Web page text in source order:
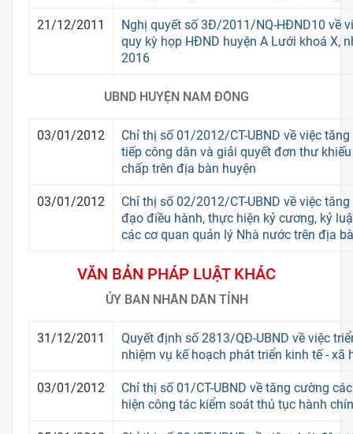
21/12/2011
Nghị quyết số 3Đ/2011/NQ-HĐND10 về
quy kỳ họp HĐND huyện A Lưới khoá X,
2016
UBND HUYỆN NAM ĐÔNG
03/01/2012
Chỉ thị số 01/2012/CT-UBND về việc
tiếp công dân và giải quyết đơn thư
chấp trên địa bàn huyện
03/01/2012
Chỉ thị số 02/2012/CT-UBND về việc
đạo điều hành, thực hiện kỷ cương, kỷ
các cơ quan quản lý Nhà nước trên địa
VĂN BẢN PHÁP LUẬT KHÁC
ỦY BAN NHÂN DÂN TỈNH
31/12/2011
Quyết định số 2813/QĐ-UBND về việc
nhiệm vụ kế hoạch phát triển kinh tế - xã
03/01/2012
Chỉ thị số 01/CT-UBND về tăng cường
hiện công tác kiểm soát thủ tục hành